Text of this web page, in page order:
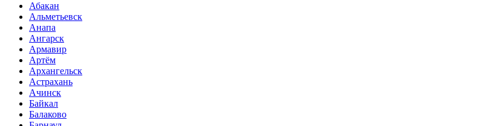
Абакан
Альметьевск
Анапа
Ангарск
Армавир
Артём
Архангельск
Астрахань
Ачинск
Байкал
Балаково